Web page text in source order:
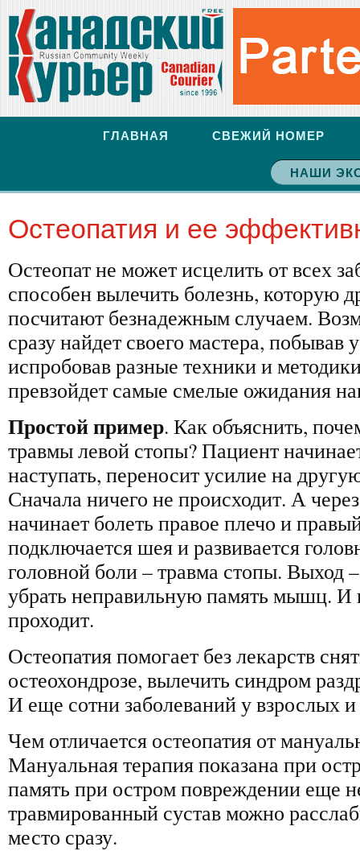
ГЛАВНАЯ СВЕЖИЙ НОМЕР
НАШИ
Оcтеопатия и ее
Остеопат не может исцелить от всех
способен вылечить болезнь, которую
посчитают безнадежным случаем.
сразу найдет своего мастера, побывав
испробовав разные техники и
превзойдет самые смелые ожидания
Простой пример. Как объяснить,
травмы левой стопы? Пациент
наступать, переносит усилие на
Сначала ничего не происходит. А
начинает болеть правое плечо и
подключается шея и развивается
головной боли – травма стопы. Выход
убрать неправильную память мышц. И
проходит.
Остеопатия помогает без лекарств
остеохондрозе, вылечить синдром
И еще сотни заболеваний у взрослых и
Чем отличается остеопатия от
Мануальная терапия показана при
память при остром повреждении еще
травмированный сустав можно
место сразу.